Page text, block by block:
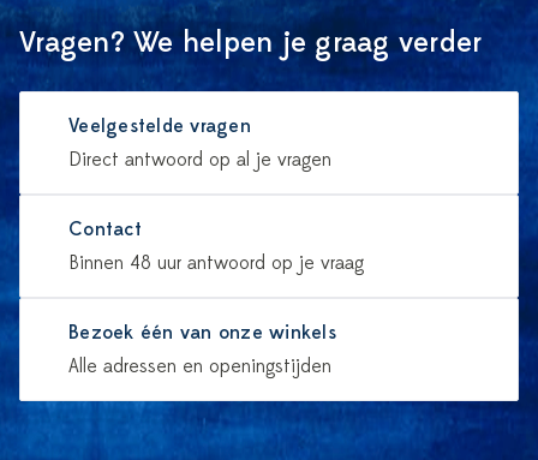
Vragen? We helpen je graag verder
Veelgestelde vragen
Direct antwoord op al je vragen
Contact
Binnen 48 uur antwoord op je vraag
Bezoek één van onze winkels
Alle adressen en openingstijden